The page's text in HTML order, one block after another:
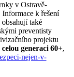
v Ostravě-
k řešení
také
preventisty
projektu
generaci 60+,
nejen-v-